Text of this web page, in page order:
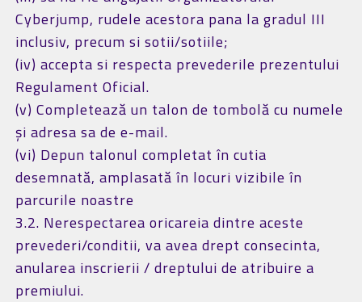
Cyberjump, rudele acestora pana la gradul III
inclusiv, precum si sotii/sotiile;
(iv) accepta si respecta prevederile prezentului
Regulament Oficial.
(v) Completează un talon de tombolă cu numele
și adresa sa de e-mail.
(vi) Depun talonul completat în cutia
desemnată, amplasată în locuri vizibile în
parcurile noastre
3.2. Nerespectarea oricareia dintre aceste
prevederi/conditii, va avea drept consecinta,
anularea inscrierii / dreptului de atribuire a
premiului.